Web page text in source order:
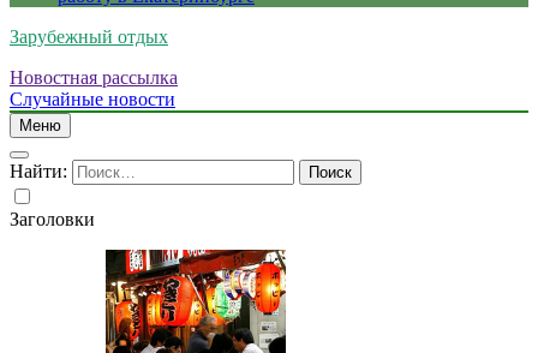
Зарубежный отдых
Новостная рассылка
Случайные новости
Меню
Найти:
Заголовки